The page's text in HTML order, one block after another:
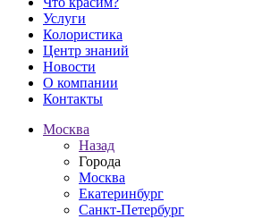
Услуги
Колористика
Центр знаний
Новости
О компании
Контакты
Москва
Назад
Города
Москва
Екатеринбург
Санкт-Петербург